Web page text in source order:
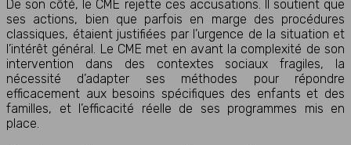
De son côté, le CME rejette ces accusations. Il soutient que
ses actions, bien que parfois en marge des procédures
classiques, étaient justifiées par l’urgence de la situation et
l’intérêt général. Le CME met en avant la complexité de son
intervention dans des contextes sociaux fragiles, la
nécessité d’adapter ses méthodes pour répondre
efficacement aux besoins spécifiques des enfants et des
familles, et l’efficacité réelle de ses programmes mis en
place.